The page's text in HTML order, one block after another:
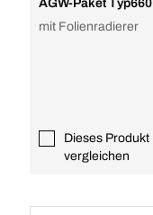
AGW-Paket Typ660
mit Folienradierer
Dieses Produkt
vergleichen